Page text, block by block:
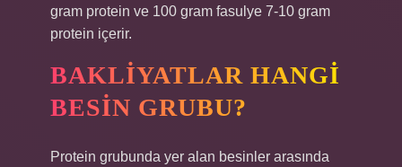
gram protein ve 100 gram fasulye 7-10 gram
protein içerir.
BAKLIYATLAR HANGI
BESIN GRUBU?
Protein grubunda yer alan besinler arasında